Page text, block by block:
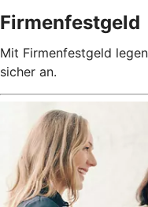
Firmenfestgeld
Mit Firmenfestgeld
sicher an.